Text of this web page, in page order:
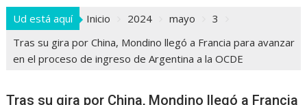
Ud está aquí Inicio 2024 mayo
3
Tras su gira por China, Mondino llegó a Francia para avanzar
en el proceso de ingreso de Argentina a la OCDE
Tras su gira por China, Mondino llegó a Francia